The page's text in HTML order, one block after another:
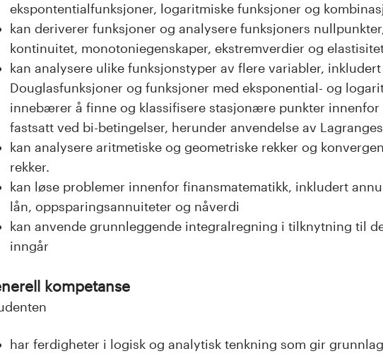
ekspontentialfunksjoner, logaritmiske funksjoner og
kan deriverer funksjoner og analysere funksjoners nullpunkter,
kontinuitet, monotoniegenskaper, ekstremverdier og
kan analysere ulike funksjonstyper av flere variabler, inkludert
Douglasfunksjoner og funksjoner med eksponential- og
innebærer å finne og klassifisere stasjonære punkter innenfor
fastsatt ved bi-betingelser, herunder anvendelse av
kan analysere aritmetiske og geometriske rekker og
rekker.
kan løse problemer innenfor finansmatematikk, inkludert
lån, oppsparingsannuiteter og nåverdi
kan anvende grunnleggende integralregning i tilknytning til
inngår
kompetanse
har ferdigheter i logisk og analytisk tenkning som gir